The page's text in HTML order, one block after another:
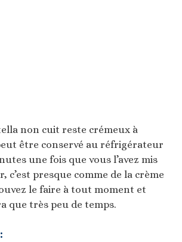
non cuit reste crémeux à
être conservé au réfrigérateur
une fois que vous l’avez mis
c’est presque comme de la crème
le faire à tout moment et
que très peu de temps.